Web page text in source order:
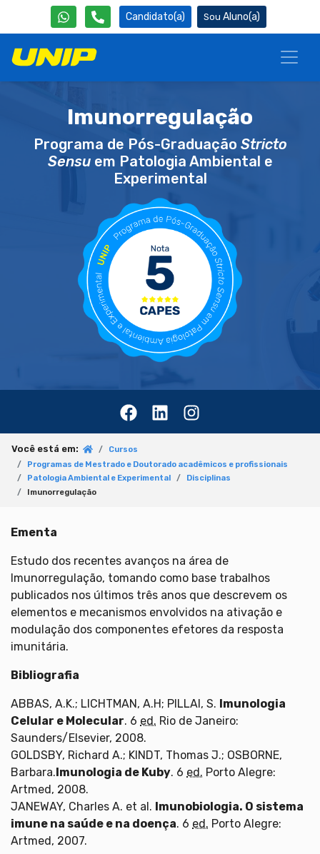
Candidato(a) Aluno(a)
Imunorregulação
Programa de Pós-Graduação Stricto
Sensuem Patologia Ambiental e
Experimental
Você está em:
Cursos
Programas de Mestrado e Doutorado acadêmicos e profissionais
Patologia Ambiental e Experimental
Disciplinas
Imunorregulação
Ementa
Estudo dos recentes avanços na área de
Imunorregulação, tomando como base trabalhos
publicados nos últimos três anos que descrevem os
elementos e mecanismos envolvidos na ativação e
modulação dos componentes efetores da resposta
imunitária.
Bibliografia
ABBAS, A.K.; LICHTMAN, A.H; PILLAI, S. Imunologia
Celular e Molecular. 6 ed. Rio de Janeiro:
Saunders/Elsevier, 2008.
GOLDSBY, Richard A.; KINDT, Thomas J.; OSBORNE,
Barbara.Imunologia de Kuby. 6 ed. Porto Alegre:
Artmed, 2008.
JANEWAY, Charles A. et al. Imunobiologia. O sistema
imune na saúde e na doença. 6 ed. Porto Alegre:
Artmed, 2007.